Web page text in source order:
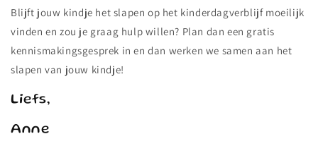
Blijft jouw kindje het slapen op het kinderdagverblijf moeilijk
vinden en zou je graag hulp willen? Plan dan een gratis
kennismakingsgesprek in en dan werken we samen aan het
slapen van jouw kindje!
Liefs,
Anne